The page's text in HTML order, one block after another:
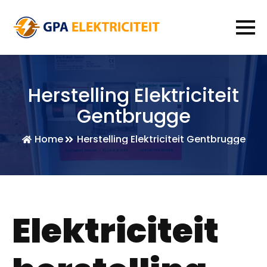
Herstelling Elektriciteit
Gentbrugge
Home Herstelling Elektriciteit Gentbrugge
Elektriciteit